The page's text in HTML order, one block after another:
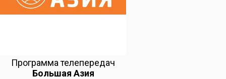
Программа телепередач
Большая Азия